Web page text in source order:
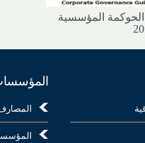
الحوكمة المؤسسية